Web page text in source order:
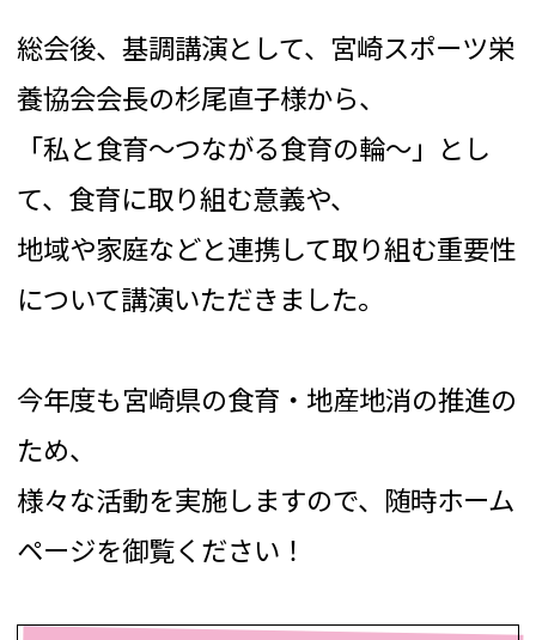
総会後、基調講演として、宮崎スポーツ栄
養協会会長の杉尾直子様から、
「私と食育～つながる食育の輪～」とし
て、食育に取り組む意義や、
地域や家庭などと連携して取り組む重要性
について講演いただきました。
今年度も宮崎県の食育・地産地消の推進の
ため、
様々な活動を実施しますので、随時ホーム
ページを御覧ください！